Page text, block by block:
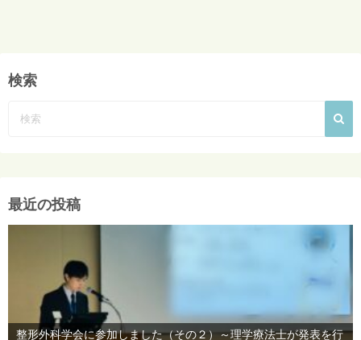
検索
最近の投稿
整形外科学会に参加しました（その２）～理学療法士が発表を行